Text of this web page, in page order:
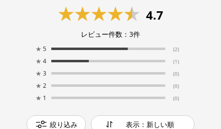
4.7
レビュー件数： 3件
★ 5 (2)
★ 4 (1)
★ 3 (0)
★ 2 (0)
★ 1 (0)
絞り込み 表示：新しい順